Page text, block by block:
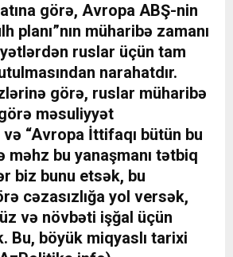
görə, Avropa ABŞ-nin
planı”nın müharibə zamanı
ruslar üçün tam
narahatdır.
görə, ruslar müharibə
məsuliyyət
və “Avropa İttifaqı bütün bu
məhz bu yanaşmanı tətbiq
biz bunu etsək, bu
cəzasızlığa yol versək,
və növbəti işğal üçün
Bu, böyük miqyaslı tarixi